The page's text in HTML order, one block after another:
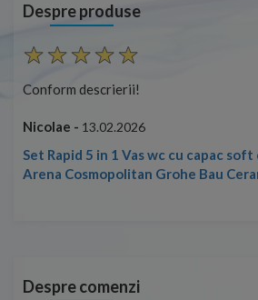
Despre produse
Conform descrierii!
Nicolae - 13.02.2026
Set Rapid 5 in 1 Vas wc cu capac
Arena Cosmopolitan Grohe Bau
Despre comenzi